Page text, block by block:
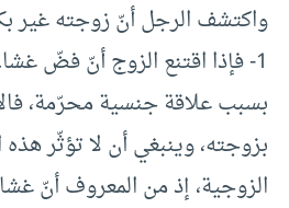
واكتشف الرجل أنّ زوجته غير
1- فإذا اقتنع الزوج أنّ فضّ غشاء
بسبب علاقة جنسية محرّمة،
بزوجته، وينبغي أن لا تؤثّر هذه
الزوجية، إذ من المعروف أنّ